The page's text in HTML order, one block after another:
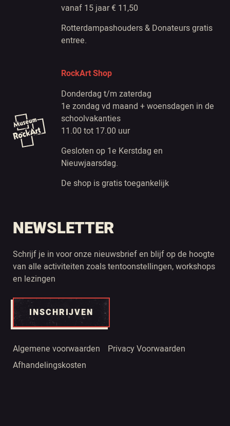
vanaf 15 jaar € 11,50
Rotterdampashouders & Donateurs gratis
entree.
RockArt Shop
Donderdag t/m zaterdag
1e zondag vd maand + woensdagen in de
schoolvakanties
11.00 tot 17.00 uur
Gesloten op 1e Kerstdag en
Nieuwjaarsdag.
De shop is gratis toegankelijk
NEWSLETTER
Schrijf je in voor onze nieuwsbrief en blijf op de hoogte
van alle activiteiten zoals tentoonstellingen, workshops
en lezingen
INSCHRIJVEN
Algemene voorwaarden
Privacy Voorwaarden
Afhandelingskosten